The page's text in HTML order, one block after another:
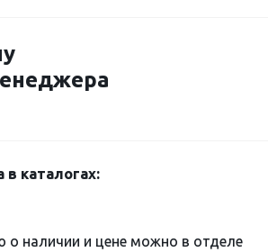
каталогах:
наличии и цене можно в отделе